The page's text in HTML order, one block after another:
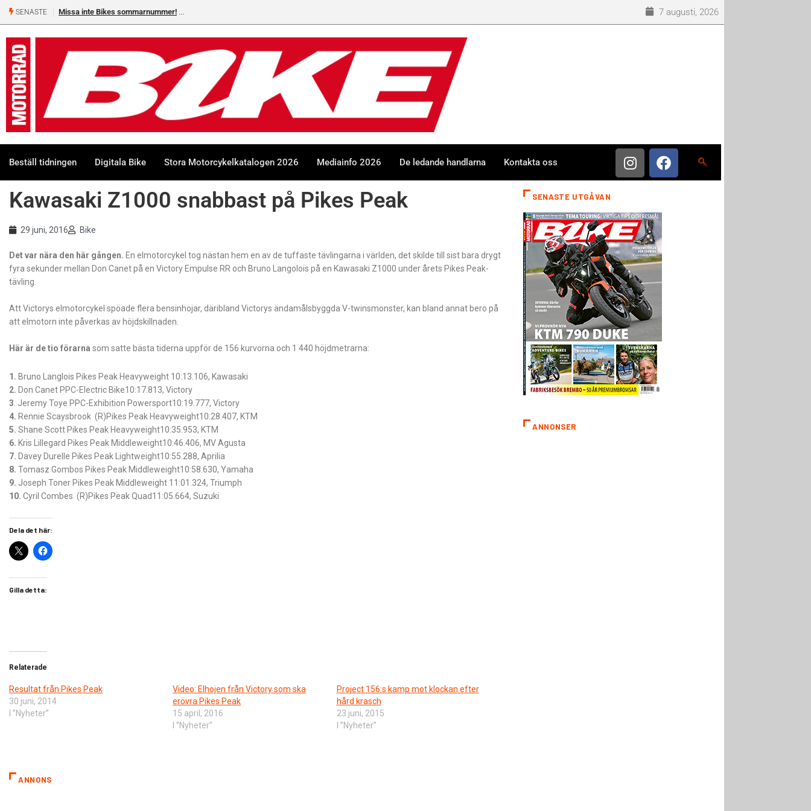
SENASTE Missa inte Bikes sommarnummer! 7 augusti, 2026
Beställ tidningen Digitala Bike Stora Motorcykelkatalogen 2026 Mediainfo 2026 De ledande handlarna Kontakta oss
Kawasaki Z1000 snabbast på Pikes Peak
29 juni, 2016 Bike
Det var nära den här gången. En elmotorcykel tog nästan hem en av de tuffaste tävlingarna i världen, det skilde till sist bara drygt
fyra sekunder mellan Don Canet på en Victory Empulse RR och Bruno Langolois på en Kawasaki Z1000 under årets Pikes Peak-
tävling.
Att Victorys elmotorcykel spöade flera bensinhojar, däribland Victorys ändamålsbyggda V-twinsmonster, kan bland annat bero på
att elmotorn inte påverkas av höjdskillnaden.
Här är de tio förarna som satte bästa tiderna uppför de 156 kurvorna och 1 440 höjdmetrarna:
1. Bruno Langlois Pikes Peak Heavyweight 10:13.106, Kawasaki
2. Don Canet PPC-Electric Bike10:17.813, Victory
3 . Jeremy Toye PPC-Exhibition Powersport10:19.777, Victory
4. Rennie Scaysbrook (R)Pikes Peak Heavyweight10:28.407, KTM
5. Shane Scott Pikes Peak Heavyweight10:35.953, KTM
6. Kris Lillegard Pikes Peak Middleweight10:46.406, MV Agusta
7. Davey Durelle Pikes Peak Lightweight10:55.288, Aprilia
8. Tomasz Gombos Pikes Peak Middleweight10:58.630, Yamaha
9. Joseph Toner Pikes Peak Middleweight 11:01.324, Triumph
10. Cyril Combes (R)Pikes Peak Quad11:05.664, Suzuki
Dela det här:
Gilla detta:
Relaterade
Resultat från Pikes Peak
30 juni, 2014
I ”Nyheter”
Video: Elhojen från Victory som ska
erövra Pikes Peak
15 april, 2016
I ”Nyheter”
Project 156:s kamp mot klockan efter
hård krasch
23 juni, 2015
I ”Nyheter”
ANNONS
SENASTE UTGÅVAN
ANNONSER